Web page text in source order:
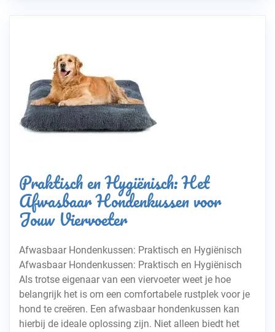
Praktisch en Hygiënisch: Het
Afwasbaar Hondenkussen voor
Jouw Viervoeter
Afwasbaar Hondenkussen: Praktisch en Hygiënisch
Afwasbaar Hondenkussen: Praktisch en Hygiënisch
Als trotse eigenaar van een viervoeter weet je hoe
belangrijk het is om een comfortabele rustplek voor je
hond te creëren. Een afwasbaar hondenkussen kan
hierbij de ideale oplossing zijn. Niet alleen biedt het